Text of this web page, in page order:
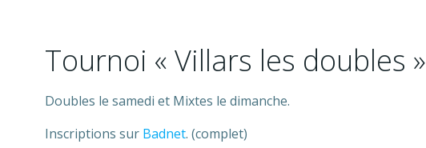
Tournoi « Villars les doubles »
Doubles le samedi et Mixtes le dimanche.
Inscriptions sur Badnet. (complet)